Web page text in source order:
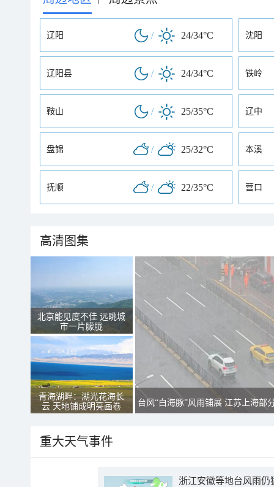
辽阳 / 24/34°C 沈阳
辽阳县 / 24/34°C 铁岭
鞍山 / 25/35°C 辽中
盘锦 / 25/32°C 本溪
抚顺 / 22/35°C 营口
高清图集
北京能见度不佳 远眺城
市一片朦胧
青海湖畔：湖光花海长
云 天地铺成明亮画卷
台风“白海豚”风雨铺展 江苏上海部
重大天气事件
浙江安徽等地台风雨